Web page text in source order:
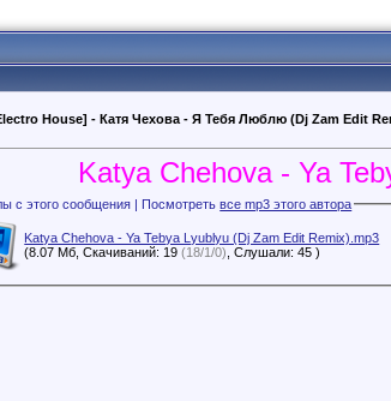
House] - Катя Чехова - Я Тебя Люблю (Dj Zam Edit
Katya Chehova - Ya
Файлы с этого сообщения | Посмотретьвсе mp3 этого автора
Katya Chehova - Ya Tebya Lyublyu (Dj Zam Edit Remix).mp3
(8.07 Мб, Скачиваний: 19(18/1/0) , Слушали: 45 )